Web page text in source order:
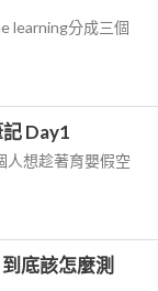
learning分成三個
Day1
人想趁著育嬰假空
底該怎麼測